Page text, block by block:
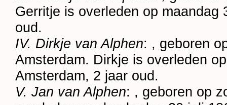
Gerritje is overleden op
oud.
IV. Dirkje van Alphen: , geboren
Amsterdam. Dirkje is overleden
Amsterdam, 2 jaar oud.
V. Jan van Alphen: , geboren op